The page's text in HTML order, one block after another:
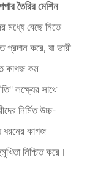
তৈরির মেশিন
মধ্যে বেছে নিতে
করে, যা ভারী
কাগজ কম
লক্ষ্যের সাথে
নির্মিত উচ্চ-
ধরনের কাগজ
নিশ্চিত করে।